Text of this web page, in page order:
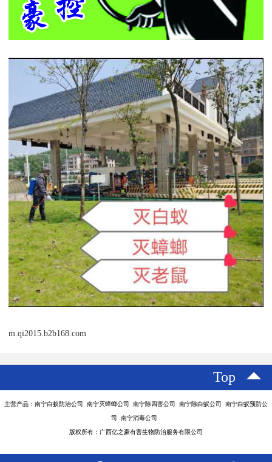
m.qi2015.b2b168.com
Top
主营产品：南宁白蚁防治公司 南宁灭蟑螂公司 南宁除四害公司 南宁除白蚁公司 南宁白蚁预防公
司 南宁消毒公司
版权所有：广西亿之豪有害生物防治服务有限公司